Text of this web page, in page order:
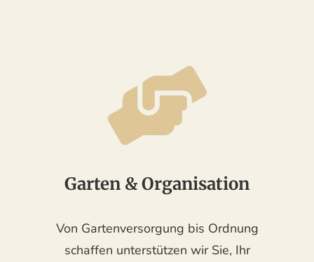
Garten & Organisation
Von Gartenversorgung bis Ordnung
schaffen unterstützen wir Sie, Ihr